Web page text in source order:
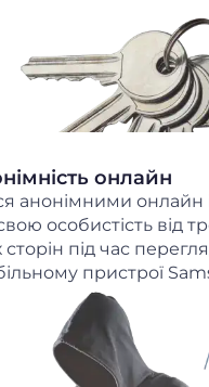
онлайн
анонімними онлайн
особистість від
сторін під час
пристрої